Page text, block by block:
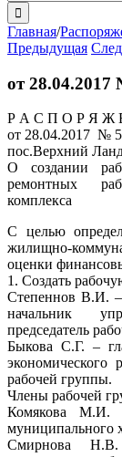
поиска:
Главная/
Предыдущая
от 28.04.2017
Р А С П О Р Я Ж
от 28.04.2017 №
пос.Верхний
О создании
ремонтных
комплекса
С целью
жилищно-
оценки
1. Создать
Степеннов В.И. –
начальник
председатель
Быкова С.Г. –
экономического
рабочей группы.
Члены рабочей
Комякова М.И.
муниципального
Смирнова Н.В.